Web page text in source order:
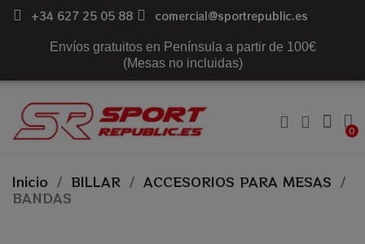
+34 627 25 05 88 comercial@sportrepublic.es
Envíos gratuitos en Península a partir de 100€
(Mesas no incluidas)
Inicio BILLAR
ACCESORIOS PARA MESAS
BANDAS